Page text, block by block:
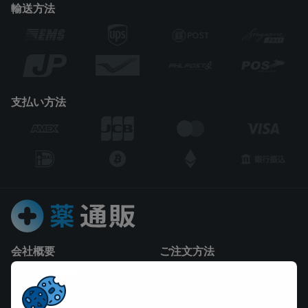
輸送方法
支払い方法
会社概要
よくある質問
お問い合わせ
ご注文方法